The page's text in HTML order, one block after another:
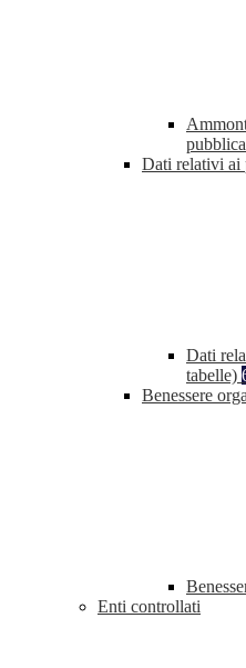
Dati relativi ai
Dati
tabelle)
Benessere
Enti controllati